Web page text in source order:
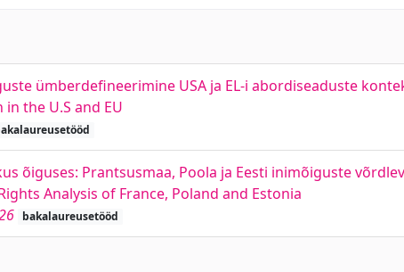
ümberdefineerimine USA ja EL-i abordiseaduste
the U.S and EU
õiguses: Prantsusmaa, Poola ja Eesti inimõiguste
Analysis of France, Poland and Estonia
bakalaureusetööd